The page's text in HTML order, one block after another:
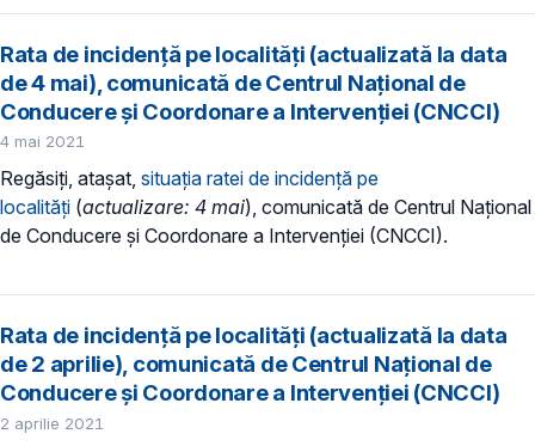
Rata de incidență pe localități (actualizată la data
de 4 mai), comunicată de Centrul Național de
Conducere și Coordonare a Intervenției (CNCCI)
4 mai 2021
Regăsiți, atașat, situația ratei de incidență pe
localități (actualizare: 4 mai), comunicată de Centrul Național
de Conducere și Coordonare a Intervenției (CNCCI).
Rata de incidență pe localități (actualizată la data
de 2 aprilie), comunicată de Centrul Național de
Conducere și Coordonare a Intervenției (CNCCI)
2 aprilie 2021